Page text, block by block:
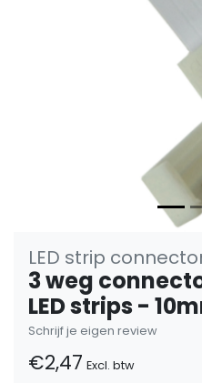
LED strip
3 weg
LED strips -
Schrijf je eigen review
€2,47 Excl. btw